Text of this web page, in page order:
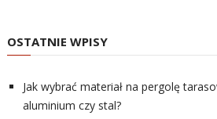
OSTATNIE WPISY
Jak wybrać materiał na pergolę
aluminium czy stal?